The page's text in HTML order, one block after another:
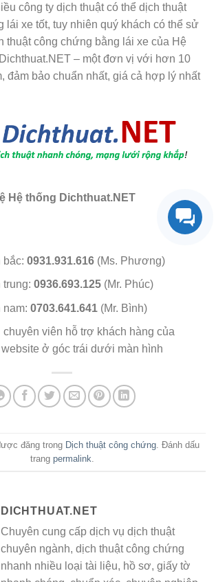
công ty dịch thuật có thể dịch thuật
lái xe tốt, tuy nhiên quý khách có thể sử
thuật công chứng bằng lái xe của Hệ
– một đơn vị với hơn 10
đảm bảo chuẩn nhất, giá cả hợp lý nhất
Hệ thống Dichthuat.NET
bắc: 0931.931.616(Ms. Phương)
trung: 0936.693.125(Mr. Phúc)
nam: 0703.641.641(Mr. Bình)
chuyên viên hỗ trợ khách hàng của
ở góc trái dưới màn hình
đăng trong Dịch thuật công chứng . Đánh dấu
trang permalink
DICHTHUAT.NET
Chuyên cung cấp dịch vụ dịch thuật
chuyên ngành, dịch thuật công chứng
nhanh nhiều loại tài liệu, hồ sơ, giấy tờ